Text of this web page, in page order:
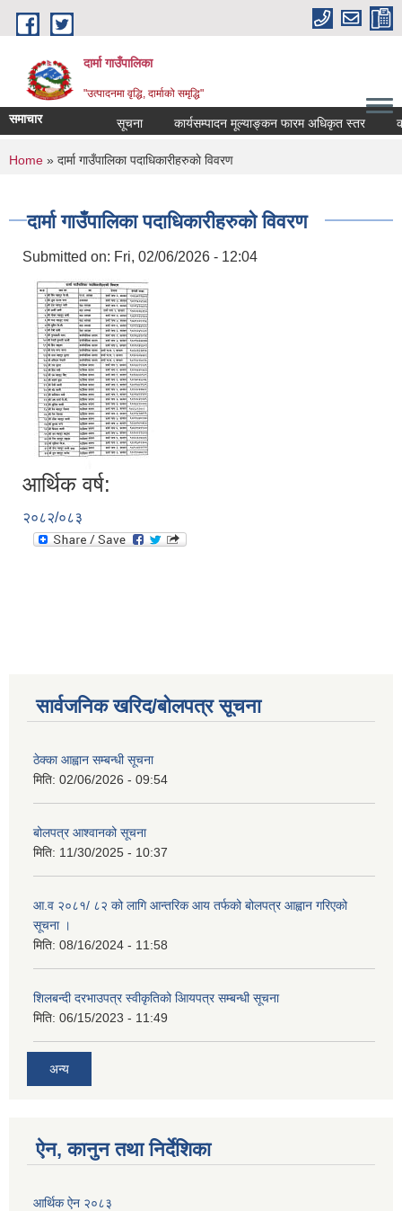
Skip to main content
दार्मा गाउँपालिका
"उत्पादनमा वृद्धि, दार्माको समृद्धि"
समाचार कार्यसम्पादन मूल्याङ्कन फारम अधिकृत स्तर
You are here
Home » दार्मा गाउँपालिका पदाधिकारीहरुकाे विवरण
दार्मा गाउँपालिका पदाधिकारीहरुकाे विवरण
Submitted on: Fri, 02/06/2026 - 12:04
आर्थिक वर्ष:
२०८२/०८३
सार्वजनिक खरिद/बोलपत्र सूचना
ठेक्का आह्वान सम्बन्धी सूचना
मिति: 02/06/2026 - 09:54
बोलपत्र आश्वानको सूचना
मिति: 11/30/2025 - 10:37
आ.व २०८१/ ८२ को लागि आन्तरिक आय तर्फको बोलपत्र आह्वान गरिएको
सूचना ।
मिति: 08/16/2024 - 11:58
शिलबन्दी दरभाउपत्र स्वीकृतिको आियपत्र सम्बन्धी सूचना
मिति: 06/15/2023 - 11:49
अन्य
ऐन, कानुन तथा निर्देशिका
आर्थिक ऐन २०८३